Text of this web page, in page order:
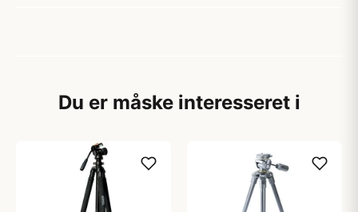
Du er måske interesseret i